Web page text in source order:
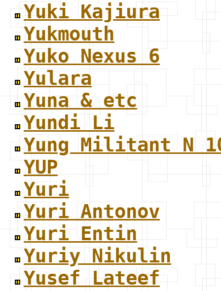
Yuki Kajiura
Yukmouth
Yuko Nexus 6
Yulara
Yuna & etc
Yundi Li
Yung Militant N
YUP
Yuri
Yuri Antonov
Yuri Entin
Yuriy Nikulin
Yusef Lateef